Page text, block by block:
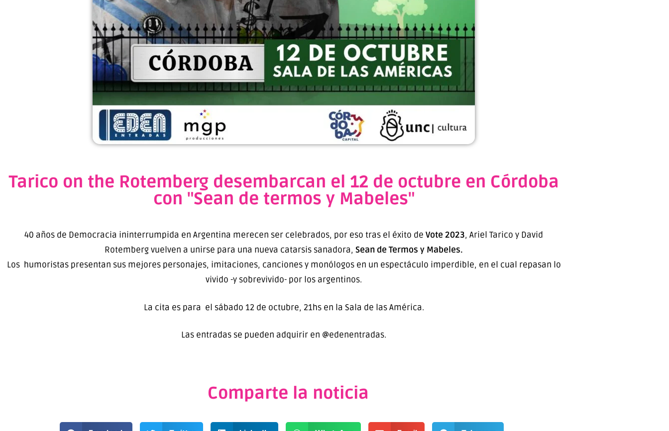
Tarico on the Rotemberg desembarcan el 12 de octubre en Córdoba
con "Sean de termos y Mabeles"
40 años de Democracia ininterrumpida en Argentina merecen ser celebrados, por eso tras el éxito de Vote 2023, Ariel Tarico y David
Rotemberg vuelven a unirse para una nueva catarsis sanadora, Sean de Termos y Mabeles.
Los humoristas presentan sus mejores personajes, imitaciones, canciones y monólogos en un espectáculo imperdible, en el cual repasan lo
vivido -y sobrevivido- por los argentinos.
La cita es para el sábado 12 de octubre, 21hs en la Sala de las América.
Las entradas se pueden adquirir en @edenentradas.
Comparte la noticia